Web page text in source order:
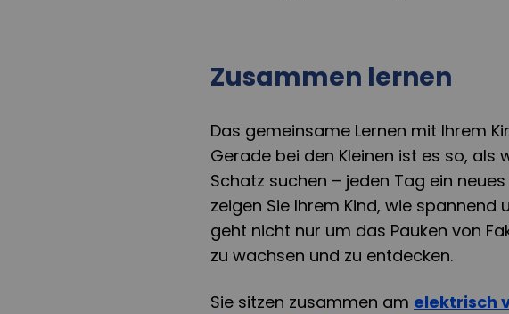
Zusammen lernen
Das gemeinsame Lernen mit Ihrem
Gerade bei den Kleinen ist es so, als
Schatz suchen – jeden Tag ein
zeigen Sie Ihrem Kind, wie spannend
geht nicht nur um das Pauken von
zu wachsen und zu entdecken.
Sie sitzen zusammen am elektrisch